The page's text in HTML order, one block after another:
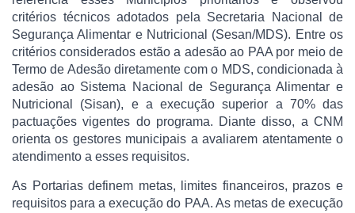
critérios técnicos adotados pela Secretaria Nacional de
Segurança Alimentar e Nutricional (Sesan/MDS). Entre os
critérios considerados estão a adesão ao PAA por meio de
Termo de Adesão diretamente com o MDS, condicionada à
adesão ao Sistema Nacional de Segurança Alimentar e
Nutricional (Sisan), e a execução superior a 70% das
pactuações vigentes do programa. Diante disso, a CNM
orienta os gestores municipais a avaliarem atentamente o
atendimento a esses requisitos.
As Portarias definem metas, limites financeiros, prazos e
requisitos para a execução do PAA. As metas de execução